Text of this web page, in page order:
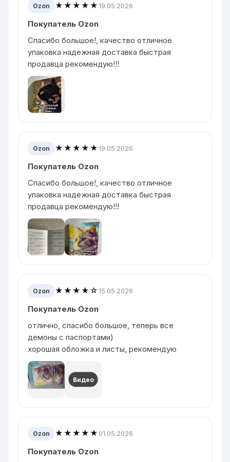
Ozon ★★★★★19.05.2026
Покупатель Ozon
Спасибо большое!, качество отличное
упаковка надежная доставка быстрая
продавца рекомендую!!!
Ozon ★★★★★19.05.2026
Покупатель Ozon
Спасибо большое!, качество отличное
упаковка надежная доставка быстрая
продавца рекомендую!!!
Ozon ★★★★☆15.05.2026
Покупатель Ozon
отлично, спасибо большое, теперь все
демоны с паспортами)
хорошая обложка и листы, рекомендую
Видео
Ozon ★★★★★ 01.05.2026
Покупатель Ozon